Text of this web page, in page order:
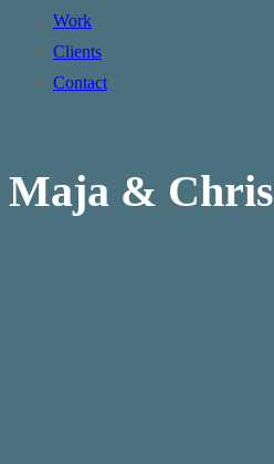
Work
Clients
Contact
Maja & Chris